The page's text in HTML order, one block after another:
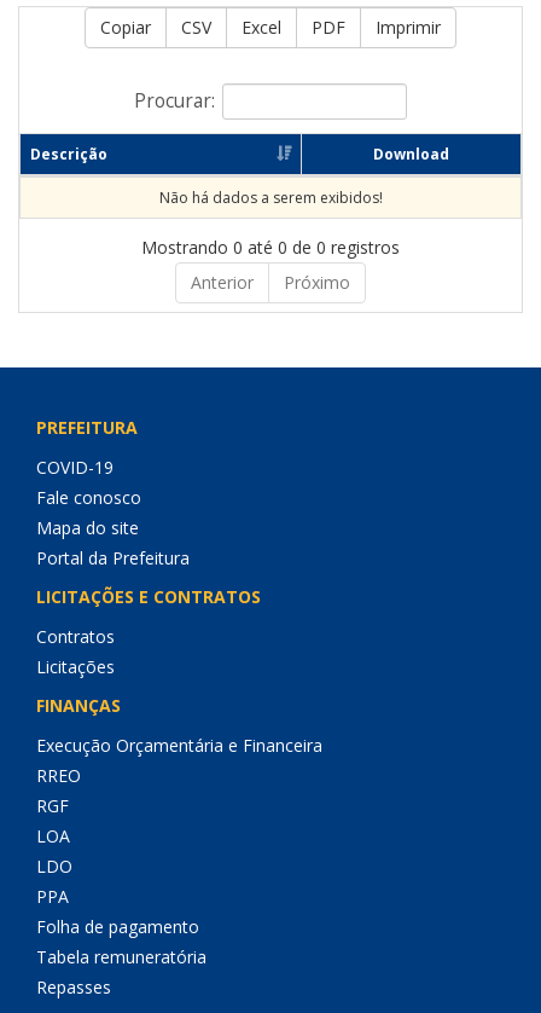
Copiar CSV Excel PDF Imprimir
Procurar:
Descrição Download
Não há dados a serem exibidos!
Mostrando 0 até 0 de 0 registros
Anterior
Próximo
PREFEITURA
COVID-19
Fale conosco
Mapa do site
Portal da Prefeitura
LICITAÇÕES E CONTRATOS
Contratos
Licitações
FINANÇAS
Execução Orçamentária e Financeira
RREO
RGF
LOA
LDO
PPA
Folha de pagamento
Tabela remuneratória
Repasses